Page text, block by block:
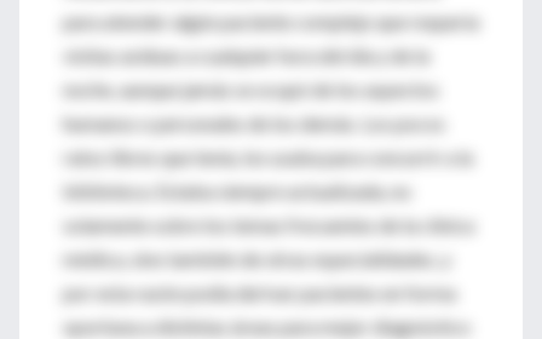
para atender algún paciente complejo que requería
visitas asiduas a cualquier hora del día y de la
noche, aunque jamás se ocupó de los aspectos
humanos o personales de los demás. Los pocos
ratos libres que tenía, los usaba para concurrir a la
biblioteca. Estaba siempre actualizada, no
solamente sobre los temas frecuentes de la clínica
médica, sino también de otras especialidades, y
por esta razón podía derivar pacientes en forma
oportuna a distintas áreas para mejor diagnóstico